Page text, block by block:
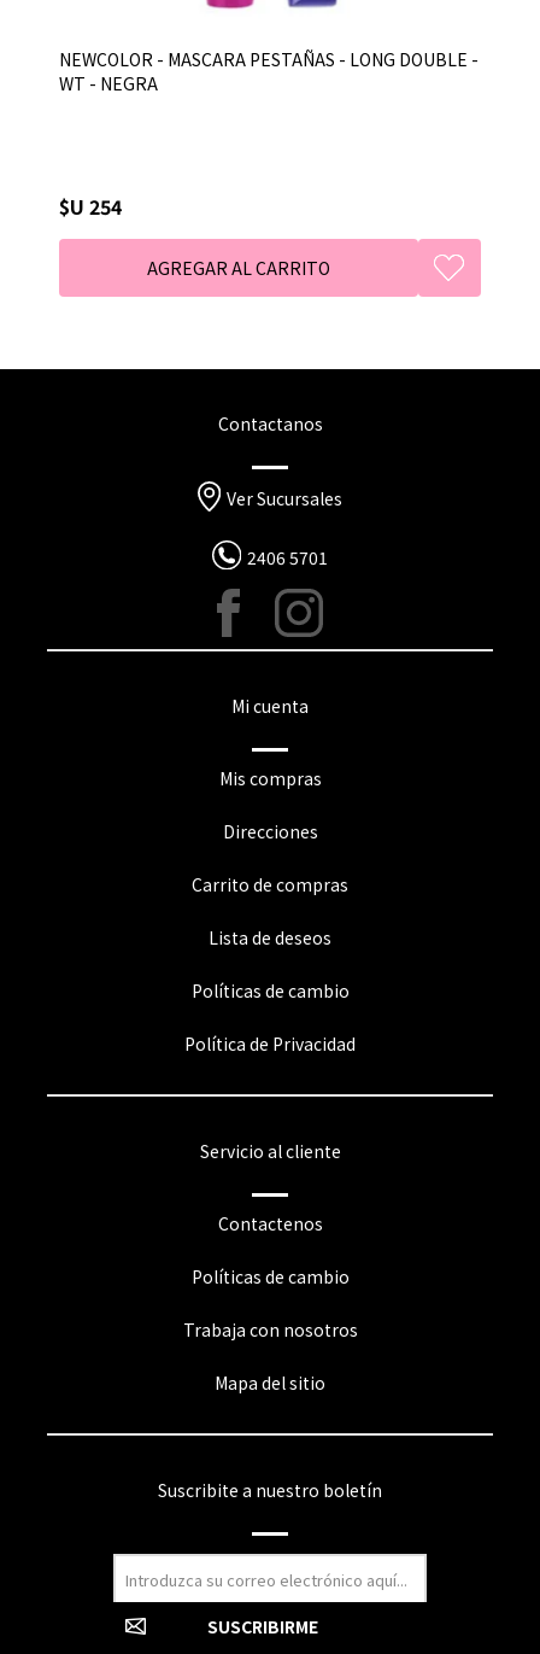
NEWCOLOR - MASCARA PESTAÑAS - LONG DOUBLE -
WT - NEGRA
$U 254
Contactanos
Ver Sucursales
2406 5701
Mi cuenta
Mis compras
Direcciones
Carrito de compras
Lista de deseos
Políticas de cambio
Política de Privacidad
Servicio al cliente
Contactenos
Políticas de cambio
Trabaja con nosotros
Mapa del sitio
Suscribite a nuestro boletín